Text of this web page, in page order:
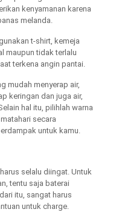
kenyamanan karena
melanda.
t-shirt, kemeja
maupun tidak terlalu
terkena angin pantai.
mudah menyerap air,
keringan dan juga air,
hal itu, pilihlah warna
secara
untuk kamu.
selalu diingat. Untuk
tentu saja baterai
itu, sangat harus
untuk charge.